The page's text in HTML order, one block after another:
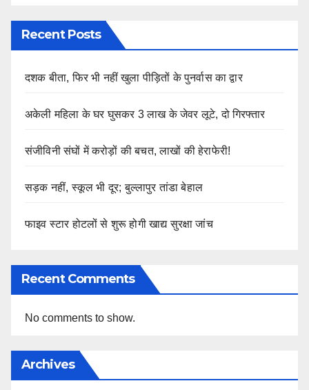
Recent Posts
दशक बीता, फिर भी नहीं खुला पीड़ितों के पुनर्वास का द्वार
अकेली महिला के घर घुसकर 3 लाख के जेवर लूटे, दो गिरफ्तार
संजीविनी संघों में करोड़ों की बचत, लाखों की हेराफेरी!
सड़क नहीं, स्कूल भी दूर; बुल्लापुर तांडा बेहाल
फाइव स्टार होटलों से शुरू होगी खाद्य सुरक्षा जांच
Recent Comments
No comments to show.
Archives